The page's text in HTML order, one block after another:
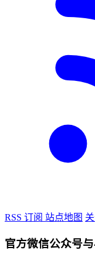
RSS 订阅 站点地图
官方微信公众号